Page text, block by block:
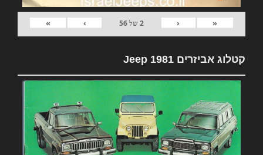
«
‹
2של56
›
»
קטלוג אביזרים 1981 Jeep